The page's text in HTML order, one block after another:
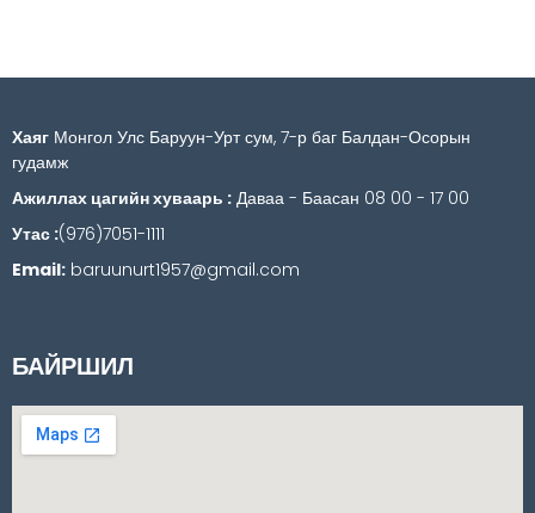
Хаяг Монгол Улс Баруун-Урт сум, 7-р баг Балдан-Осорын
гудамж
Ажиллах цагийн хуваарь : Даваа - Баасан 08 00 - 17 00
Утас :(976)7051-1111
Email: baruunurt1957@gmail.com
БАЙРШИЛ